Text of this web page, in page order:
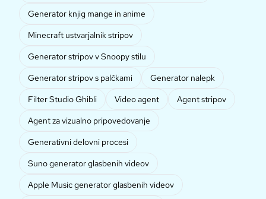
Generator knjig mange in anime
Minecraft ustvarjalnik stripov
Generator stripov v Snoopy stilu
Generator stripov s palčkami
Generator nalepk
Filter Studio Ghibli
Video agent
Agent stripov
Agent za vizualno pripovedovanje
Generativni delovni procesi
Suno generator glasbenih videov
Apple Music generator glasbenih videov